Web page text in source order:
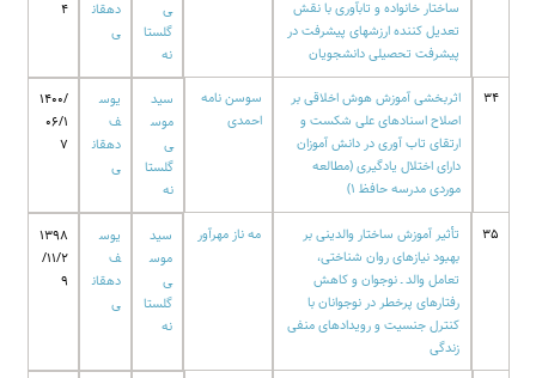
ساختار خانواده و تابآوری با نقش
تعدیل کننده ارزشهای پیشرفت در
پیشرفت تحصیلی دانشجویان
ی
گلستا
نه
دهقان
ی
4
34
اثربخشی آموزش هوش اخلاقی بر
اصلاح اسنادهای علی شکست و
ارتقای تاب آوری در دانش آموزان
دارای اختلال یادگیری (مطالعه
موردی مدرسه حافظ 1)
سوسن نامه
احمدی
سید
موس
ی
گلستا
نه
یوس
ف
دهقان
ی
1400/
06/1
7
35
تأثیر آموزش ساختار والدینی بر
بهبود نیازهای روان شناختی،
تعامل والد ـ نوجوان و کاهش
رفتارهای پرخطر در نوجوانان با
کنترل جنسیت و رویدادهای منفی
زندگی
مه ناز مهرآور
سید
موس
ی
گلستا
نه
یوس
ف
دهقان
ی
1398
/11/2
9